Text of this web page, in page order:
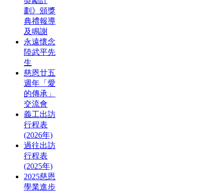
劃》頒獎
典禮報導
及鳴謝
永遠懷念
陸武平先
生
慈恩廿五
週年「愛
的傳承」
交流會
義工出訪
行程表
(2026年)
過往出訪
行程表
(2025年)
2025慈恩
學業進步